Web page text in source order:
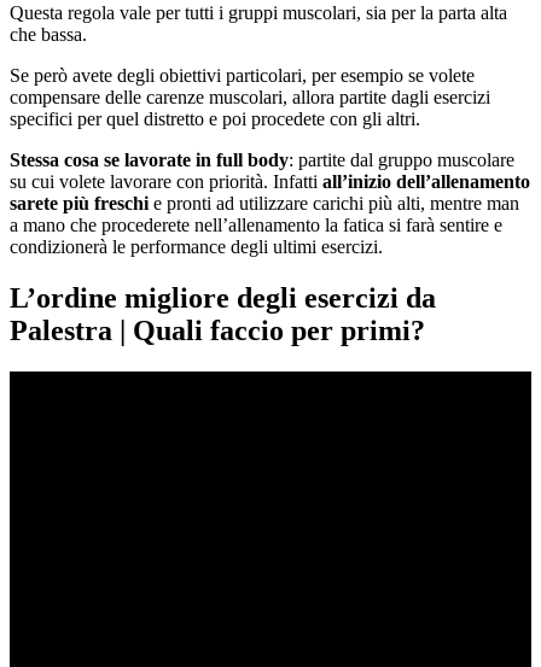
Questa regola vale per tutti i gruppi muscolari, sia per la parta alta
che bassa.
Se però avete degli obiettivi particolari, per esempio se volete
compensare delle carenze muscolari, allora partite dagli esercizi
specifici per quel distretto e poi procedete con gli altri.
Stessa cosa se lavorate in full body: partite dal gruppo muscolare
su cui volete lavorare con priorità. Infatti all’inizio dell’allenamento
sarete più freschi e pronti ad utilizzare carichi più alti, mentre man
a mano che procederete nell’allenamento la fatica si farà sentire e
condizionerà le performance degli ultimi esercizi.
L’ordine migliore degli esercizi da
Palestra | Quali faccio per primi?